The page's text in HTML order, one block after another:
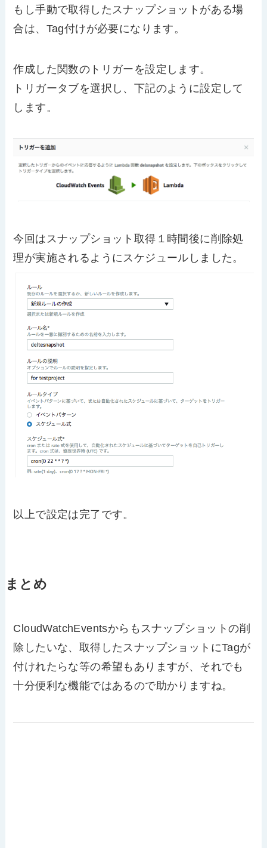
もし手動で取得したスナップショットがある場
合は、Tag付けが必要になります。
作成した関数のトリガーを設定します。
トリガータブを選択し、下記のように設定して
します。
今回はスナップショット取得１時間後に削除処
理が実施されるようにスケジュールしました。
以上で設定は完了です。
まとめ
CloudWatchEventsからもスナップショットの削
除したいな、取得したスナップショットにTagが
付けれたらな等の希望もありますが、それでも
十分便利な機能ではあるので助かりますね。